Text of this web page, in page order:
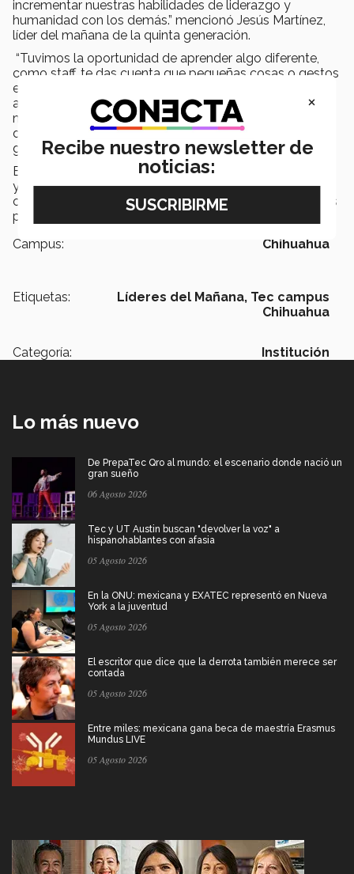
incrementar nuestras habilidades de liderazgo y
humanidad con los demás.” mencionó Jesús Martínez,
líder del mañana de la quinta generación.
“Tuvimos la oportunidad de aprender algo diferente,
como staff, te das cuenta que pequeñas cosas o gestos
en tu vida no están siempre en la vida de todos y, que
algo tan simple, como una palabra amigable o de
motivación pueden cambiar la perspectiva de alguien.”
dijo Paulina Almendáriz, líder del mañana de la tercera
generación.
El evento permitió surgir la emoción, el sentido humano
y la entrega por parte de los voluntarios y los niños, al
compartir experiencias entre pares, así lo mencionan los
participantes líderes del mañana.
Campus:
Chihuahua
Etiquetas: Líderes del Mañana, Tec campus
Chihuahua
Categoría: Institución
Lo más nuevo
De PrepaTec Qro al mundo: el escenario donde nació un
gran sueño
06 Agosto 2026
Tec y UT Austin buscan "devolver la voz" a
hispanohablantes con afasia
05 Agosto 2026
En la ONU: mexicana y EXATEC representó en Nueva
York a la juventud
05 Agosto 2026
El escritor que dice que la derrota también merece ser
contada
05 Agosto 2026
Entre miles: mexicana gana beca de maestría Erasmus
Mundus LIVE
05 Agosto 2026
×
Recibe nuestro newsletter de
noticias: